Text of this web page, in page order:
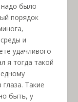
было
порядок
и
удачливого
я тогда такой
Такие
быть, у